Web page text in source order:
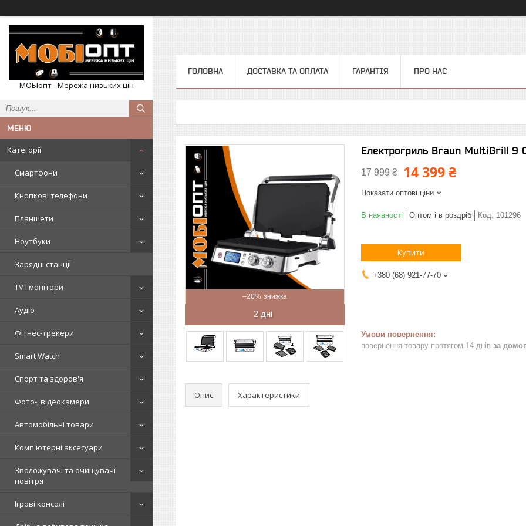
МОБІопт - Мережа низьких цін
Категорії
Смартфони
Кнопкові телефони
Планшети
Ноутбуки
Зарядні станції
TV і монітори
Аудіо
Фітнес-трекери
Smart Watch
Спорт та здоров'я
Фото-, відеокамери
Автомобільні товари
Комп'ютерні аксесуари
Зволожувачі та очищувачі
повітря
Ігрові консолі
ГОЛОВНА ДОСТАВКА ТА ОПЛАТА ГАРАНТІЯ ПРО НАС
–20%
2 дні
Електрогриль Braun MultiGrill 9
17 999 ₴ 14 399 ₴
Показати оптові ціни
В наявності Оптом і в роздріб Код: 101296
Купити
+380 (68) 921-77-70
повернення товару протягом 14 днів за
Опис Характеристики